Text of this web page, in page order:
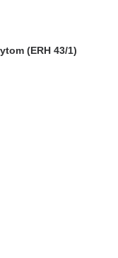
(ERH 43/1)